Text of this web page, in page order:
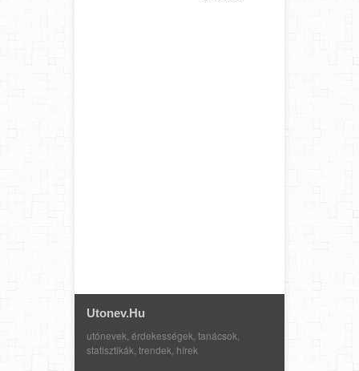
Utonev.hu
utónevek, érdekességek, tanácsok,
statisztikák, trendek, hírek